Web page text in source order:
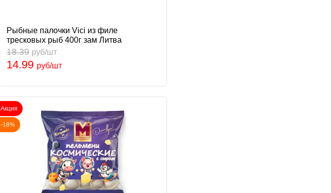
Рыбные палочки Vici из филе
тресковых рыб 400г зам Литва
14.99 руб/шт
18.39 руб/шт
Акция
-18%